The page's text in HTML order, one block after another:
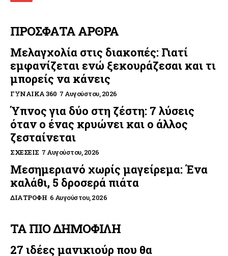
ΠΡΟΣΦΑΤΑ ΑΡΘΡΑ
Μελαγχολία στις διακοπές: Γιατί
εμφανίζεται ενώ ξεκουράζεσαι και τι
μπορείς να κάνεις
ΓΥΝΑΊΚΑ 360 7 Αυγούστου, 2026
Ύπνος για δύο στη ζέστη: 7 λύσεις
όταν ο ένας κρυώνει και ο άλλος
ζεσταίνεται
ΣΧΈΣΕΙΣ 7 Αυγούστου, 2026
Μεσημεριανό χωρίς μαγείρεμα: Ένα
καλάθι, 5 δροσερά πιάτα
ΔΙΑΤΡΟΦΉ 6 Αυγούστου, 2026
ΤΑ ΠΙΟ ΔΗΜΟΦΙΛΗ
27 ιδέες μανικιούρ που θα